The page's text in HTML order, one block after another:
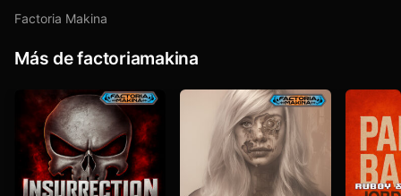
Factoria Makina
Más de factoriamakina